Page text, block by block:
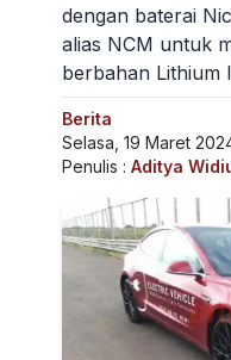
dengan baterai
alias NCM untuk
berbahan Lithium
Berita
Selasa, 19 Maret
Penulis : Aditya